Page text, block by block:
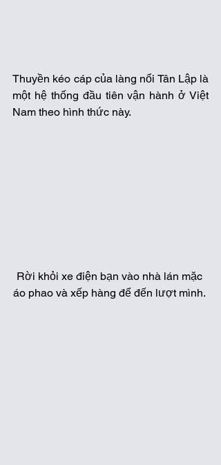
Thuyền kéo cáp của làng nổi Tân Lập là
một hệ thống đầu tiên vận hành ở Việt
Nam theo hình thức này.
Rời khỏi xe điện bạn vào nhà lán mặc
áo phao và xếp hàng để đến lượt mình.